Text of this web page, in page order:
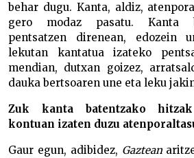
behar dugu. Kanta, aldiz,
gero modaz pasatu. Kanta
pentsatzen direnean, edozein
lekutan kantatua izateko
mendian, dutxan goizez,
dauka bertsoaren une eta leku
Zuk kanta batentzako
kontuan izaten duzu
Gaur egun, adibidez, Gaztean